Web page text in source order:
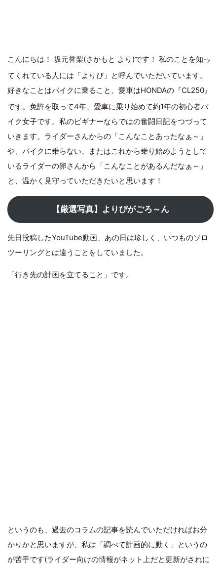
こんにちは！ 坂元誉梨(さかもと より)です！ 私のことを知っ
てくれている人には「よりぴ」と呼んでいただいています。
好きなことはバイクに乗ること、愛車はHONDAの『CL250 』
です。免許を取って4年、愛車に乗り始めて約1年の初心者バ
イク女子です。私のビギナーならではの奮闘日記をつづって
いきます。ライダーさんからの「こんなことあったなぁ～」
や、バイクに乗らない、またはこれから乗り始めようとして
いるライダーの卵さんから「こんなことがあるんだなぁ～」
と、温かく見守っていただきたいと思います！
【厳選写真】よりぴがごろ～ん
先日投稿したYouTube動画、あの日は珍しく、いつものソロ
ツーリングとは違うことをしていました。
「行き先の計画を立てること」です。
というのも、過去のコラムの記事を読んでいただければお分
かりかと思いますが、私は「調べて計画的に動く」というの
が苦手です(ライダー向けの情報がネット上だと更新がされに